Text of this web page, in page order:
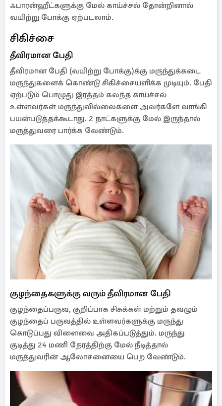
ஃபாரன்ஹீட்களுக்கு மேல் காய்ச்சல் தோன்றினால்
வயிற்று போக்கு ஏற்படலாம்.
சிகிச்சை
தீவிரமான பேதி
தீவிரமான பேதி (வயிற்று போக்கு)க்கு மருந்துக்கடை
மருந்துகளைக் கொண்டு சிகிச்சையளிக்க முடியும். பேதி
ஏற்படும் பொழுது இரத்தம் கலந்த காய்ச்சல்
உள்ளவர்கள் மருந்துவில்லைகளை அவர்களே வாங்கி
பயன்படுத்தக்கூடாது. 2 நாட்களுக்கு மேல் இருந்தால்
மருத்துவரை பார்க்க வேண்டும்.
குழந்தைகளுக்கு வரும் தீவிரமான பேதி
குழந்தைப்பருவ, குறிப்பாக சிசுக்கள் மற்றும் தவழும்
குழந்தைப் பருவத்தில் உள்ளவர்களுக்கு மருந்து
கொடுப்பது விளைவை அதிகப்படுத்தும். மருந்து
குடித்து 24 மணி நேரத்திற்கு மேல் நீடித்தால்
மருத்துவரின் ஆலோசனையை பெற வேண்டும்.